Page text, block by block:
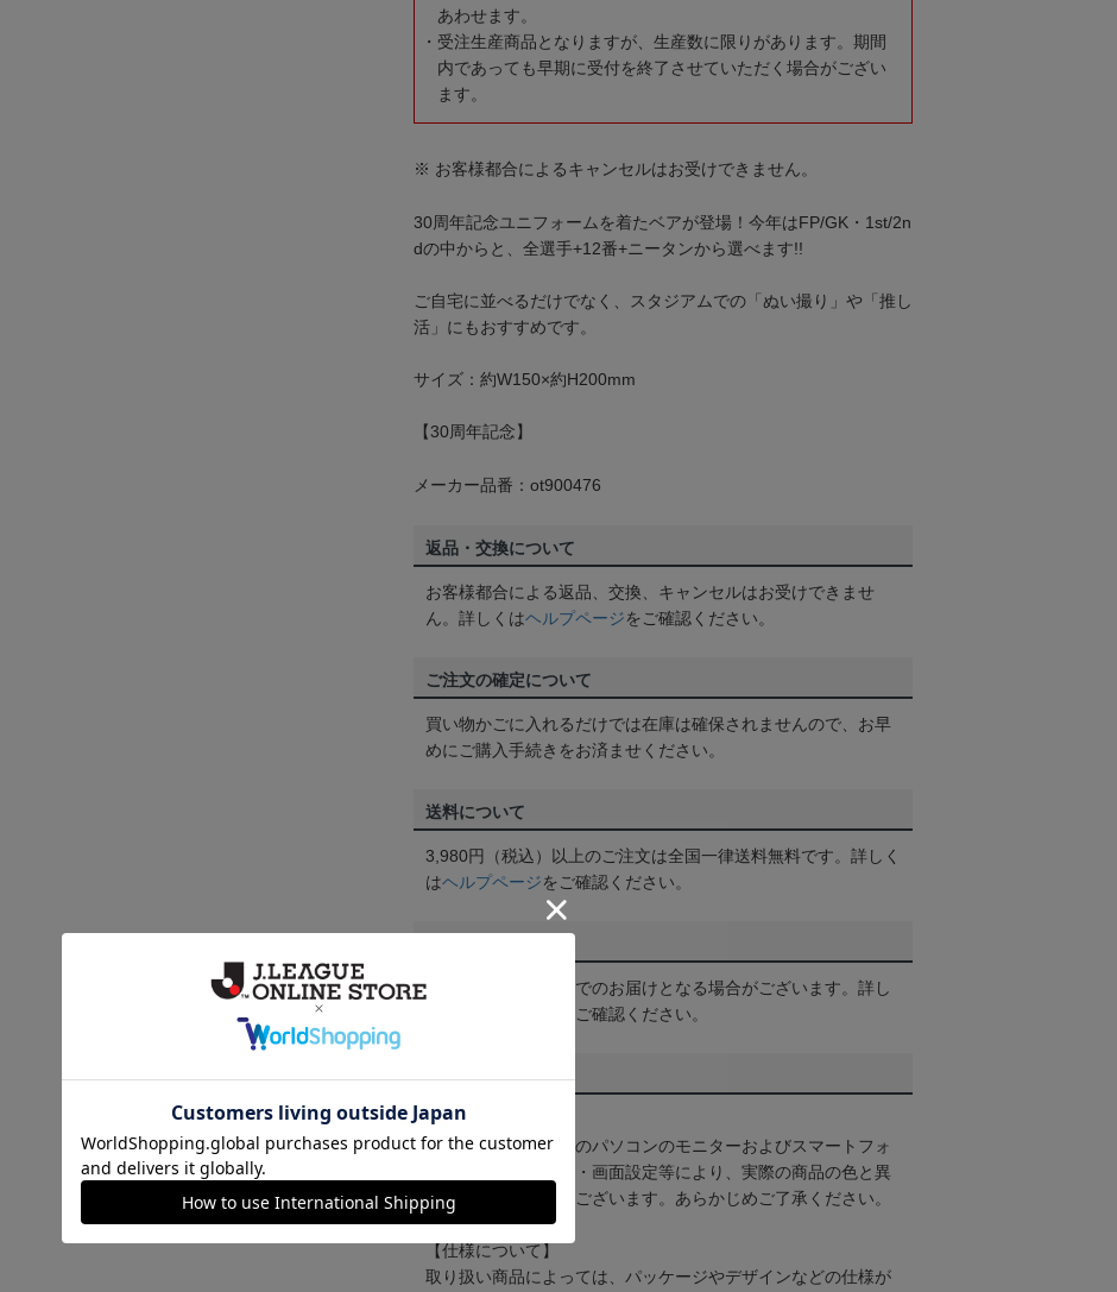
あわせます。
受注生産商品となりますが、生産数に限りがあります。期間
内であっても早期に受付を終了させていただく場合がござい
ます。
※ お客様都合によるキャンセルはお受けできません。
30周年記念ユニフォームを着たベアが登場！今年はFP/GK・1st/2n
dの中からと、全選手+12番+ニータンから選べます!!
ご自宅に並べるだけでなく、スタジアムでの「ぬい撮り」や「推し
活」にもおすすめです。
サイズ：約W150×約H200mm
【30周年記念】
メーカー品番：ot900476
返品・交換について
お客様都合による返品、交換、キャンセルはお受けできませ
ん。詳しくはヘルプページをご確認ください。
ご注文の確定について
買い物かごに入れるだけでは在庫は確保されませんので、お早
めにご購入手続きをお済ませください。
送料について
3,980円（税込）以上のご注文は全国一律送料無料です。詳しく
はヘルプページをご確認ください。
一部商品はメール便でのお届けとなる場合がございます。詳し
をご確認ください。
商品について
【カラーについて】
商品画像は、お使いのパソコンのモニターおよびスマートフォ
ンのメーカー・機種・画面設定等により、実際の商品の色と異
なって見える場合がございます。あらかじめご了承ください。
【仕様について】
取り扱い商品によっては、パッケージやデザインなどの仕様が